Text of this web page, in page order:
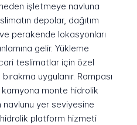
işletmeye navluna
depolar, dağıtım
perakende lokasyonları
gelir. Yükleme
teslimatlar için özel
uygulanır. Rampası
monte hidrolik
yer seviyesine
platform hizmeti